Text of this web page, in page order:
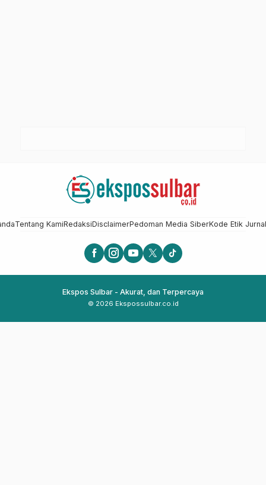
Tentang KamiRedaksiDisclaimerPedoman Media SiberKode Etik
Ekspos Sulbar - Akurat, dan Terpercaya
© 2026 Ekspossulbar.co.id